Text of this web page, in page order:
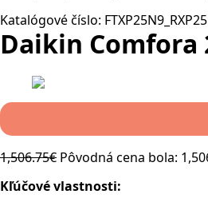
Katalógové číslo:
Daikin Comfora
1,506.75€ Pôvodná cena bola:
Kľúčové vlastnosti: